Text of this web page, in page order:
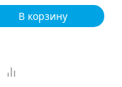
В корзину